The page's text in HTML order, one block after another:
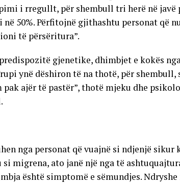
i rregullt, për shembull tri herë në javë
50%. Përfitojnë gjithashtu personat që
të përsëritura”.
gjenetike, dhimbjet e kokës
ynë dëshiron të na thotë, për shembull,
ajër të pastër”, thotë mjeku dhe
nga personat që vuajnë si ndjenjë sikur
si migrena, ato janë një nga të
është simptomë e sëmundjes. Ndryshe